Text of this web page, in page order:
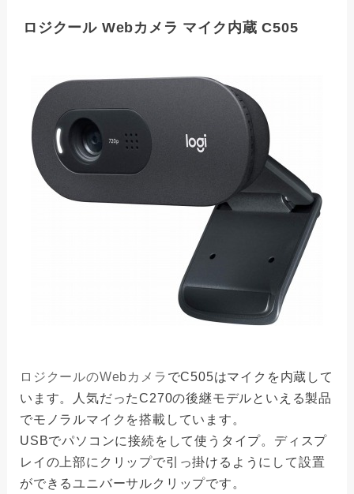
ロジクール Webカメラ マイク内蔵 C505
ロジクールのWebカメラ でC505はマイクを内蔵して
います。人気だったC270の後継モデルといえる製品
でモノラルマイクを搭載しています。
USBでパソコンに接続をして使うタイプ。ディスプ
レイの上部にクリップで引っ掛けるようにして設置
ができるユニバーサルクリップです。